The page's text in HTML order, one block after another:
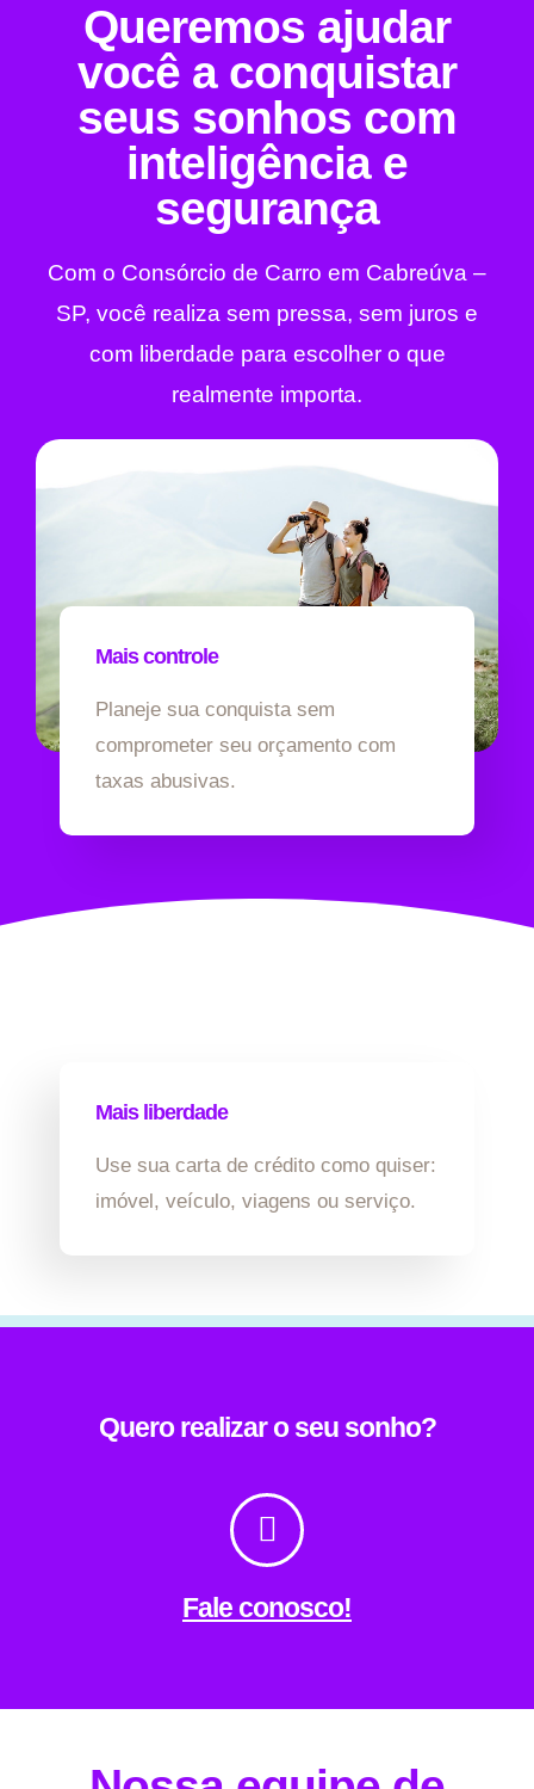
Queremos ajudar
você a conquistar
seus sonhos com
inteligência e
segurança
Com o Consórcio de Carro em Cabreúva –
SP, você realiza sem pressa, sem juros e
com liberdade para escolher o que
realmente importa.
Mais controle
Planeje sua conquista sem
comprometer seu orçamento com
taxas abusivas.
Mais liberdade
Use sua carta de crédito como quiser:
imóvel, veículo, viagens ou serviço.
Quero realizar o seu sonho?
Fale conosco!